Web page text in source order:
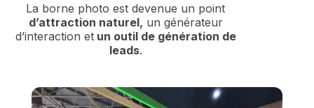
La borne photo est devenue un point
d’attraction naturel, un générateur
d’interaction etun outil de génération de
leads.